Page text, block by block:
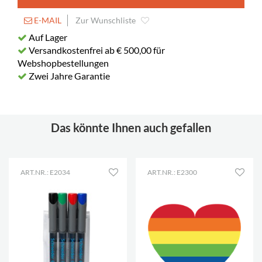
E-MAIL Zur Wunschliste
Auf Lager
Versandkostenfrei ab € 500,00 für
Webshopbestellungen
Zwei Jahre Garantie
Das könnte Ihnen auch gefallen
ART.NR.: E2034 ART.NR.: E2300